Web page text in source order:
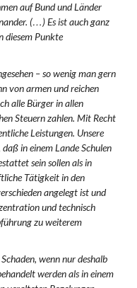
auf Bund und Länder
(…) Es ist auch ganz
diesem Punkte
– so wenig man gern
von armen und reichen
alle Bürger in allen
Steuern zahlen. Mit Recht
Leistungen. Unsere
in einem Lande Schulen
sein sollen als in
Tätigkeit in den
angelegt ist und
und technisch
zu weiterem
wenn nur deshalb
werden als in einem